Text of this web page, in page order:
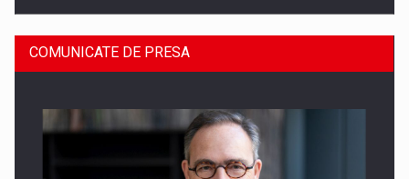
COMUNICATE DE PRESA